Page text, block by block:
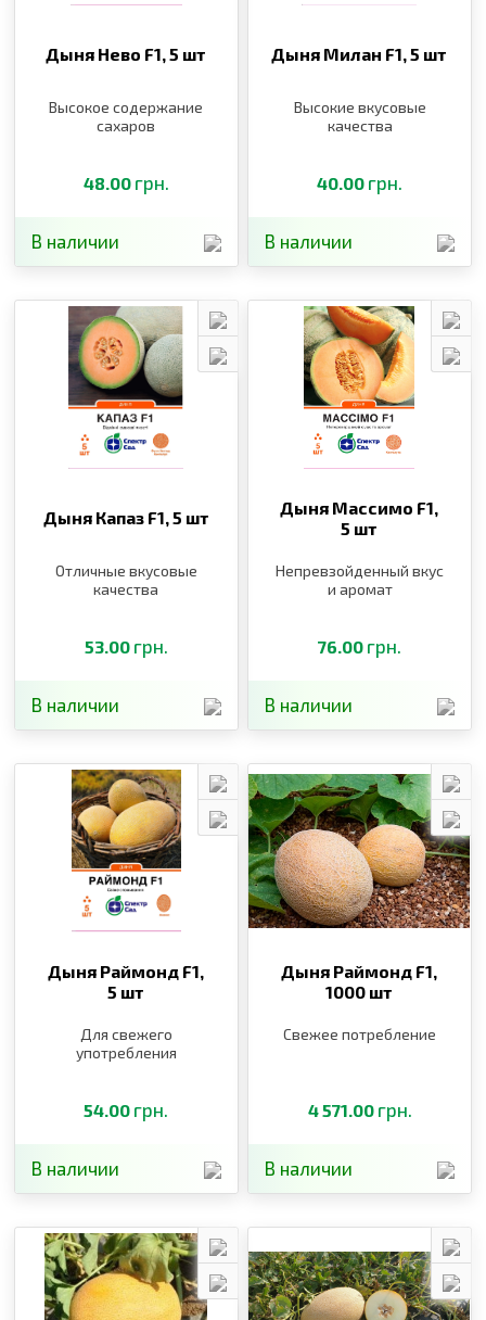
Дыня Нево F1,5 шт
Высокое содержание
сахаров
48.00 грн.
В наличии
Дыня Милан F1,5 шт
Высокие вкусовые
качества
40.00 грн.
В наличии
Дыня Капаз F1,5 шт
Отличные вкусовые
качества
53.00 грн.
В наличии
Дыня Массимо F1,
5 шт
Непревзойденный вкус
и аромат
76.00 грн.
В наличии
Дыня Раймонд F1,
5 шт
Для свежего
употребления
54.00 грн.
В наличии
Дыня Раймонд F1,
1000 шт
Свежее потребление
4 571.00 грн.
В наличии